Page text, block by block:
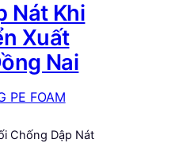
Nát Khi
Xuất
Nai
PE FOAM
Chống Dập Nát